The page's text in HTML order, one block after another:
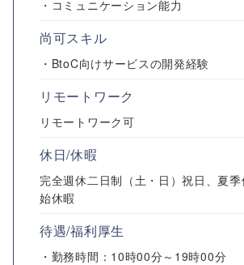
・コミュニケーション能力
尚可スキル
・BtoC向けサービスの開発経験
リモートワーク
リモートワーク可
休日/休暇
完全週休二日制（土・日）祝日、夏
始休暇
待遇/福利厚生
・勤務時間：10時00分～19時00分